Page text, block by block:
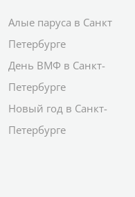
Алые паруса в Санкт
Петербурге
День ВМФ в Санкт-
Петербурге
Новый год в Санкт-
Петербурге